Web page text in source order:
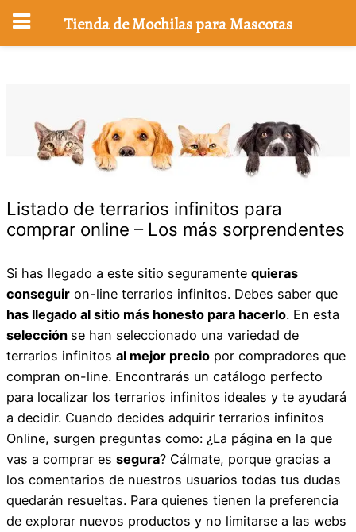
Listado de terrarios infinitos para
comprar online – Los más sorprendentes
Si has llegado a este sitio seguramente quieras
conseguir on-line terrarios infinitos. Debes saber que
has llegado al sitio más honesto para hacerlo. En esta
selección se han seleccionado una variedad de
terrarios infinitos al mejor precio por compradores que
compran on-line. Encontrarás un catálogo perfecto
para localizar los terrarios infinitos ideales y te ayudará
a decidir. Cuando decides adquirir terrarios infinitos
Online, surgen preguntas como: ¿La página en la que
vas a comprar es segura? Cálmate, porque gracias a
los comentarios de nuestros usuarios todas tus dudas
quedarán resueltas. Para quienes tienen la preferencia
de explorar nuevos productos y no limitarse a las webs
Tienda de Mochilas para Mascotas